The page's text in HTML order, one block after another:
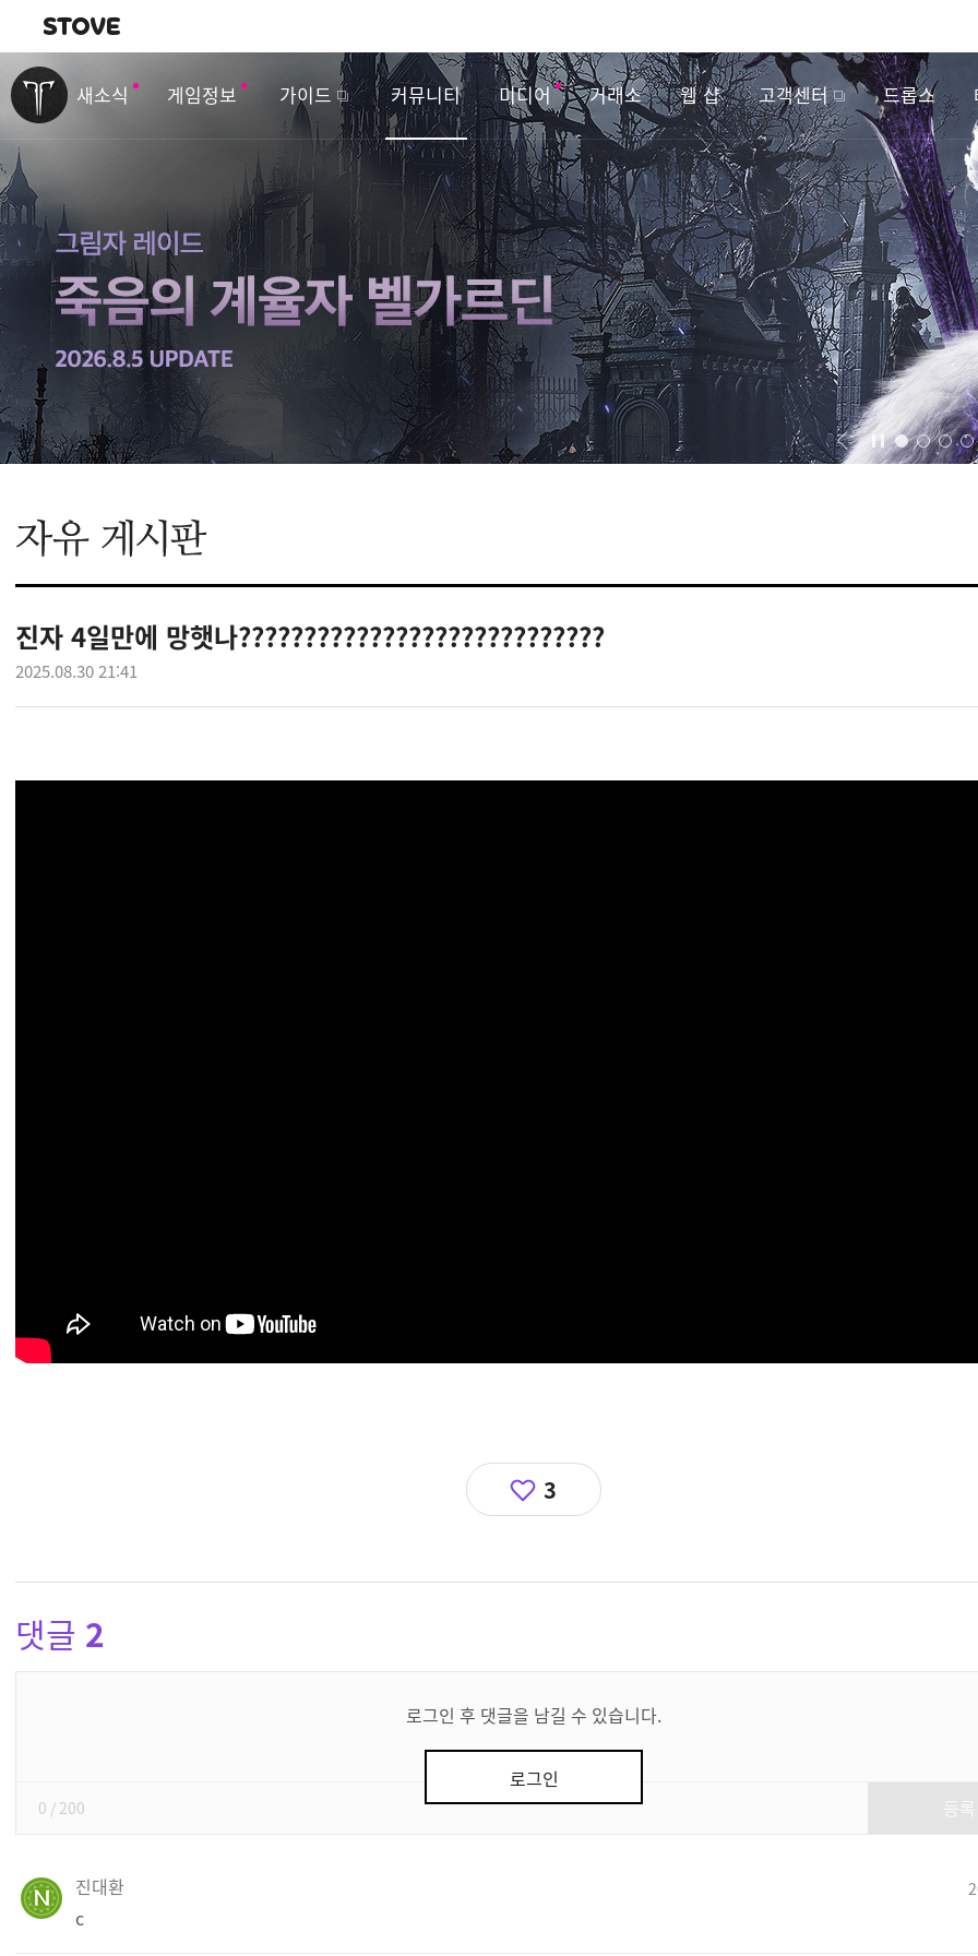
내비게이션
새소식 게임정보 가이드 커뮤니티 미디어 거래소 웹 샵 고객센터 드롭스
벤
트
&
업
데
이
트
진자 4일만에 망햇나????????????????????????????
2025.08.30 21:41
3
댓글 2
로그인 후 댓글을 남길 수 있습니다.
로그인
0 / 200
진대환
c